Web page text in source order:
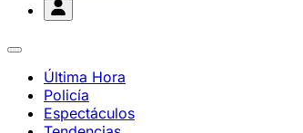
Última Hora
Policía
Espectáculos